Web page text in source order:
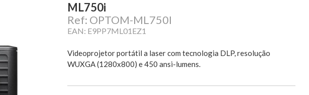
ML750i
Ref: OPTOM-ML750I
EAN: E9PP7ML01EZ1
Videoprojetor portátil a laser com tecnologia DLP, resolução
WUXGA (1280x800) e 450 ansi-lumens.